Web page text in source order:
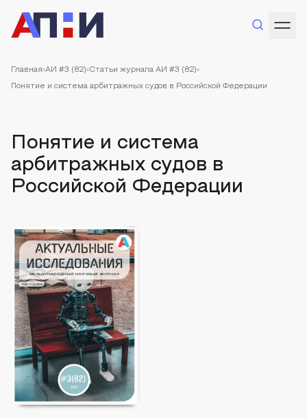
Главная АИ #3 (82) Статьи журнала АИ #3 (82)
Понятие и система арбитражных судов в Российской Федерации
Понятие и система
арбитражных судов в
Российской Федерации